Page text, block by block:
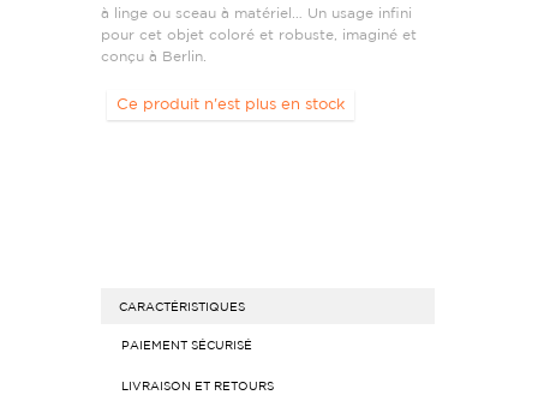
à linge ou sceau à matériel… Un usage infini
pour cet objet coloré et robuste, imaginé et
conçu à Berlin.
Ce produit n'est plus en stock
CARACTÉRISTIQUES
PAIEMENT SÉCURISÉ
LIVRAISON ET RETOURS